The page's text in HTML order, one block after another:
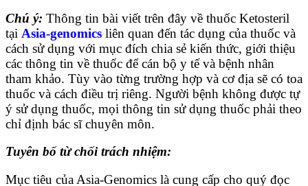
Chú ý: Thông tin bài viết trên đây về thuốc Ketosteril
tại Asia-genomics liên quan đến tác dụng của thuốc và
cách sử dụng với mục đích chia sẻ kiến thức, giới thiệu
các thông tin về thuốc để cán bộ y tế và bệnh nhân
tham khảo. Tùy vào từng trường hợp và cơ địa sẽ có toa
thuốc và cách điều trị riêng. Người bệnh không được tự
ý sử dụng thuốc, mọi thông tin sử dụng thuốc phải theo
chỉ định bác sĩ chuyên môn.
Tuyên bố từ chối trách nhiệm:
Mục tiêu của Asia-Genomics là cung cấp cho quý đọc